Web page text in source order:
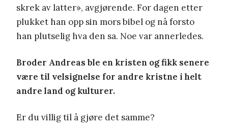
skrek av latter», avgjørende. For dagen etter
plukket han opp sin mors bibel og nå forsto
han plutselig hva den sa. Noe var annerledes.
Broder Andreas ble en kristen og fikk senere
være til velsignelse for andre kristne i helt
andre land og kulturer.
Er du villig til å gjøre det samme?